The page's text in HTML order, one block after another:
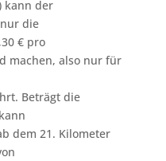
kann der
die
€ pro
machen, also nur für
Beträgt die
dem 21. Kilometer